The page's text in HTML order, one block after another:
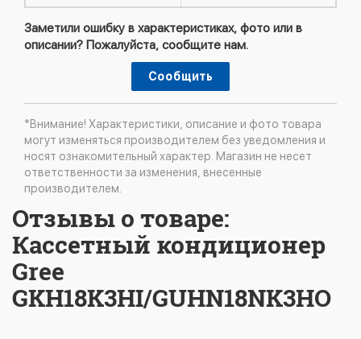
Заметили ошибку в характеристиках, фото или в
описании? Пожалуйста, сообщите нам.
Сообщить
*Внимание! Характеристики, описание и фото товара
могут изменяться производителем без уведомления и
носят ознакомительный характер. Магазин не несет
ответственности за изменения, внесенные
производителем.
Отзывы о товаре:
Кассетный кондиционер
Gree
GKH18K3HI/GUHN18NK3HO